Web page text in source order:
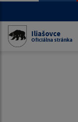
Iliašovce
Oficiálna stránka